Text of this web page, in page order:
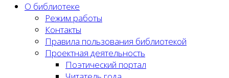
О библиотеке
Режим работы
Контакты
Правила пользования библиотекой
Проектная деятельность
Поэтический портал